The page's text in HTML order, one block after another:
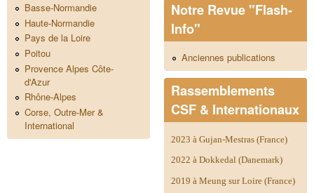
Basse-Normandie
Haute-Normandie
Pays de la Loire
Poitou
Provence Alpes Côte-
d'Azur
Rhône-Alpes
Corse, Outre-Mer &
International
Notre Revue "Flash-
Info"
Anciennes publications
Rassemblements
CSF & Internationaux
2023 à Gujan-Mestras (France)
2022 à Dokkedal (Danemark)
2019 à Meung sur Loire (France)